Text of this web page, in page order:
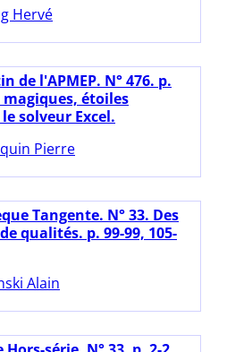
Hervé
de l'APMEP. N° 476. p.
magiques, étoiles
solveur Excel.
Pierre
Tangente. N° 33. Des
qualités. p. 99-99, 105-
Alain